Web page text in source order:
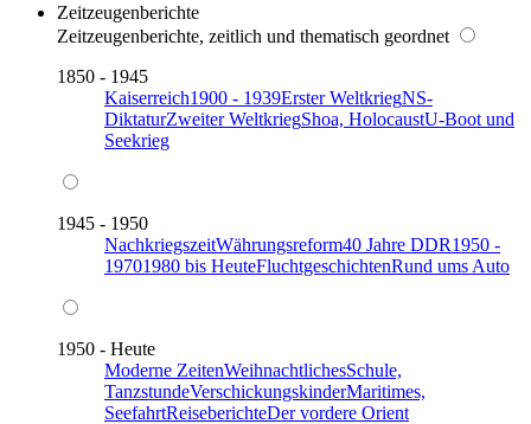
Zeitzeugenberichte
Zeitzeugenberichte, zeitlich und thematisch geordnet
1850 - 1945
Kaiserreich1900 - 1939Erster WeltkriegNS-
DiktaturZweiter WeltkriegShoa, HolocaustU-Boot und
Seekrieg
1945 - 1950
NachkriegszeitWährungsreform40 Jahre DDR1950 -
19701980 bis HeuteFluchtgeschichtenRund ums Auto
1950 - Heute
Moderne ZeitenWeihnachtlichesSchule,
TanzstundeVerschickungskinderMaritimes,
SeefahrtReiseberichteDer vordere Orient